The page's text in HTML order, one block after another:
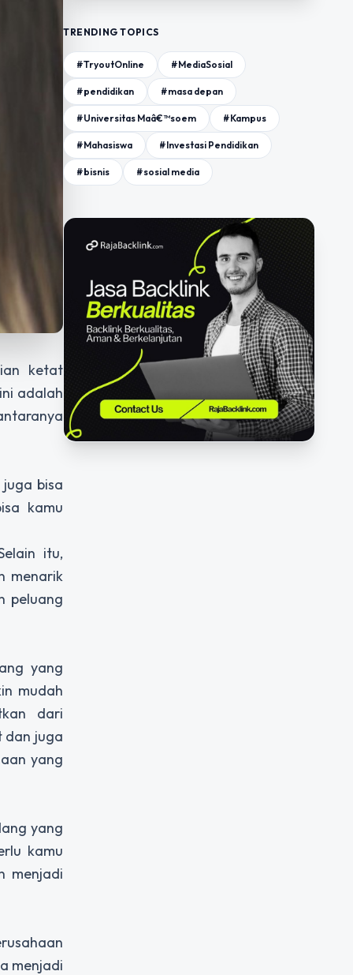
ketat
adalah
juga bisa
kamu
itu,
menarik
peluang
yang
mudah
dari
dan juga
yang
yang
kamu
menjadi
menjadi
TRENDING TOPICS
#TryoutOnline #MediaSosial
#pendidikan #masa depan
#Universitas Maâ€™soem #Kampus
#Mahasiswa #Investasi Pendidikan
#bisnis #sosial media